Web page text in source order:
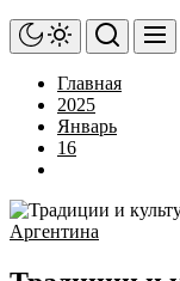
Главная
2025
Январь
16
Аргентина